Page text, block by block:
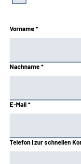
Vorname *
Nachname *
E-Mail *
Telefon (zur schnellen